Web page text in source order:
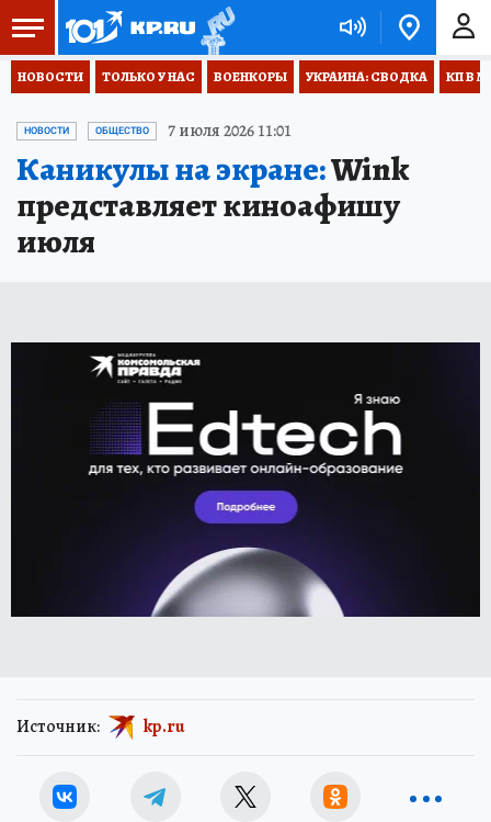
НОВОСТИ ТОЛЬКО У НАС ВОЕНКОРЫ УКРАИНА: СВОДКА КП В
НОВОСТИ ОБЩЕСТВО 7 июля 2026 11:01
Каникулы на экране:Wink
представляет киноафишу
июля
Источник: kp.ru